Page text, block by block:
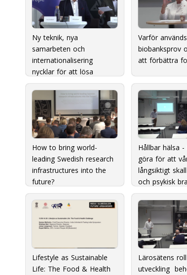
Ny teknik, nya
samarbeten och
internationalisering 
nycklar för att lösa
framtidens utmaningar?
Varför
biobanksprov
att förbättra
How to bring world-
leading Swedish research
infrastructures into the
future?
Hållbar hälsa
göra för att
långsiktigt
och psykisk
Lifestyle as Sustainable
Life: The Food & Health
Lärosätens
utveckling 